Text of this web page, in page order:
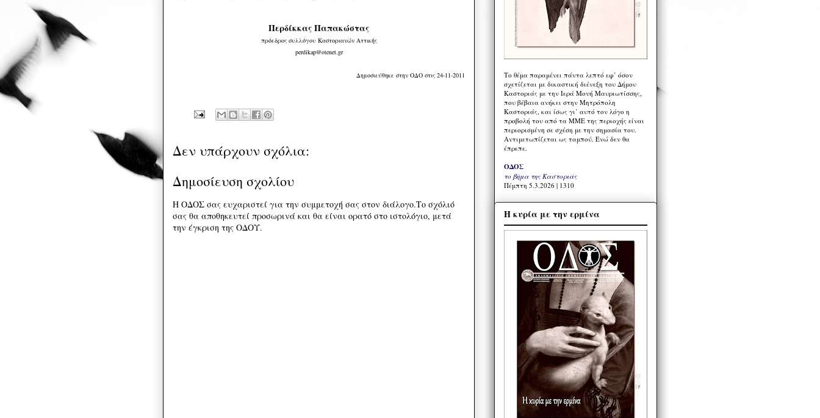
Περδίκκας Παπακώστας
πρόεδρος συλλόγου Καστοριανών Αττικής
perdikap@otenet.gr
Δημοσιεύθηκε στην ΟΔΟ στις 24-11-2011
Δεν υπάρχουν σχόλια:
Δημοσίευση σχολίου
Η ΟΔΟΣ σας ευχαριστεί για την συμμετοχή σας στον διάλογο.Το σχόλιό
σας θα αποθηκευτεί προσωρινά και θα είναι ορατό στο ιστολόγιο, μετά
την έγκριση της ΟΔΟΥ.
Το θέμα παραμένει πάντα λεπτό εφ’ όσον
σχετίζεται με δικαστική διένεξη του Δήμου
Καστοριάς με την Ιερά Μονή Μαυριωτίσσης,
που βέβαια ανήκει στην Μητρόπολη
Καστοριάς, και ίσως γι’ αυτό τον λόγο η
προβολή του από τα ΜΜΕ της περιοχής είναι
περιορισμένη σε σχέση με την σημασία του.
Αντιμετωπίζεται ως ταμπού. Ενώ δεν θα
έπρεπε.
ΟΔΟΣ
το βήμα της Καστοριάς
Πέμπτη 5.3.2026 | 1310
Η κυρία με την ερμίνα